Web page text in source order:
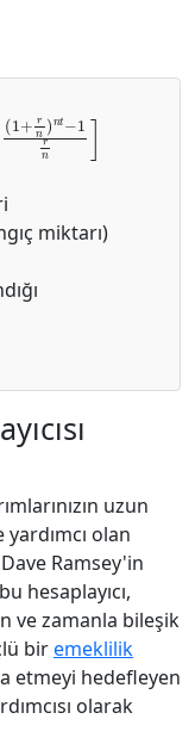
1rn]
miktarı)
uzun
olan
Ramsey'in
hesaplayıcı,
ve zamanla bileşik
biremeklilik
etmeyi hedefleyen
olarak